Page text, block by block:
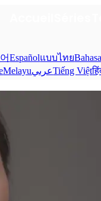
Españolแบบไทย
MelayuعربيTiếng Việt